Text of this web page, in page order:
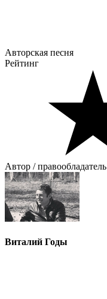
Авторская песня
Рейтинг
Автор / правообладатель
Виталий Годы